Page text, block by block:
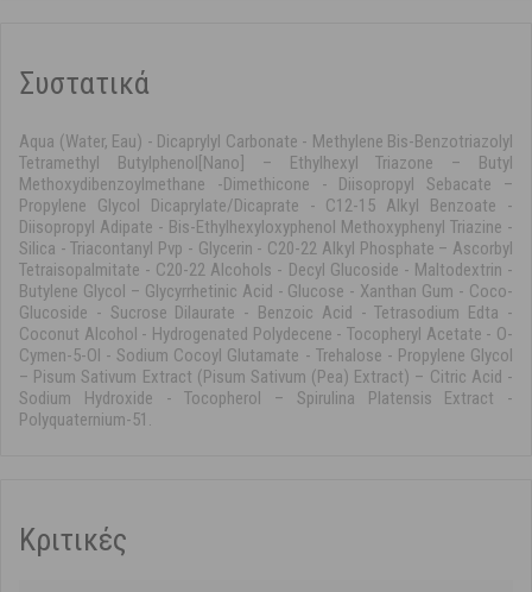
Συστατικά
Aqua (Water, Eau) - Dicaprylyl Carbonate - Methylene Bis-Benzotriazolyl
Tetramethyl Butylphenol[Nano] – Ethylhexyl Triazone – Butyl
Methoxydibenzoylmethane -Dimethicone - Diisopropyl Sebacate –
Propylene Glycol Dicaprylate/Dicaprate - C12-15 Alkyl Benzoate -
Diisopropyl Adipate - Bis-Ethylhexyloxyphenol Methoxyphenyl Triazine -
Silica - Triacontanyl Pvp - Glycerin - C20-22 Alkyl Phosphate – Ascorbyl
Tetraisopalmitate - C20-22 Alcohols - Decyl Glucoside - Maltodextrin -
Butylene Glycol – Glycyrrhetinic Acid - Glucose - Xanthan Gum - Coco-
Glucoside - Sucrose Dilaurate - Benzoic Acid - Tetrasodium Edta -
Coconut Alcohol - Hydrogenated Polydecene - Tocopheryl Acetate - O-
Cymen-5-Ol - Sodium Cocoyl Glutamate - Trehalose - Propylene Glycol
– Pisum Sativum Extract (Pisum Sativum (Pea) Extract) – Citric Acid -
Sodium Hydroxide - Tocopherol – Spirulina Platensis Extract -
Polyquaternium-51.
Κριτικές